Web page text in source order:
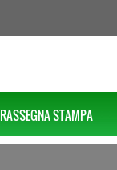
RASSEGNA STAMPA